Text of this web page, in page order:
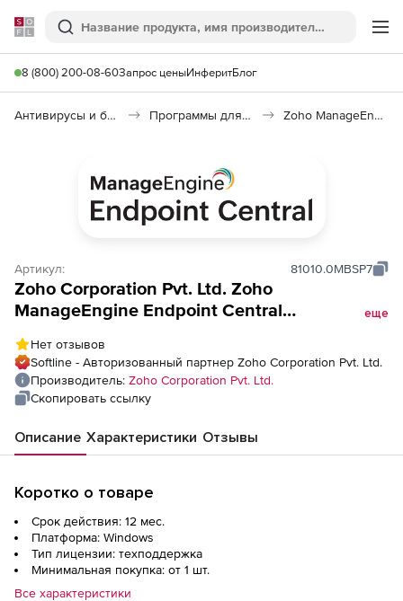
Softline
Поиск
8 (800) 200-08-60Запрос ценыИнферитБлог
Антивирусы и безопасность Программы для защиты информации Zoho ManageEngine Endpoint Central
Артикул: 81010.0MBSP7
Zoho Corporation Pvt. Ltd. Zoho
ManageEngine Endpoint Central
Licensing Model Browser Security Annual),
fee for 5000 Computers and Single User
License
еще
Нет отзывов
Softline - Авторизованный партнер Zoho Corporation Pvt. Ltd.
Производитель: Zoho Corporation Pvt. Ltd.
Скопировать ссылку
Описание Характеристики Отзывы
Коротко о товаре
Срок действия: 12 мес.
Платформа: Windows
Тип лицензии: техподдержка
Минимальная покупка: от 1 шт.
Все характеристики